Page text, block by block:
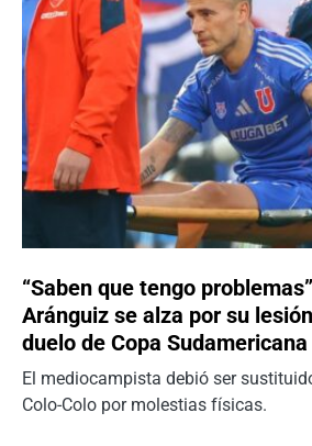
“Saben que tengo
Aránguiz se alza por su
duelo de Copa Sudamericana
El mediocampista debió ser
Colo-Colo por molestias físicas.